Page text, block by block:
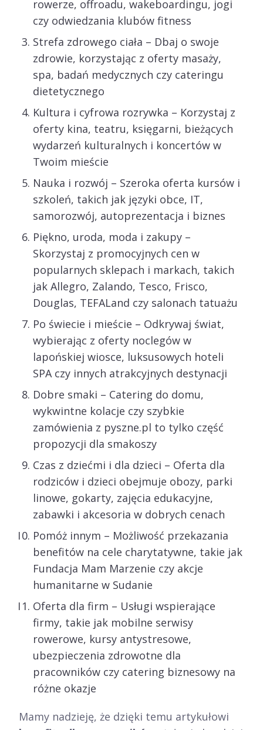
rowerze, offroadu, wakeboardingu, jogi
czy odwiedzania klubów fitness
Strefa zdrowego ciała – Dbaj o swoje
zdrowie, korzystając z oferty masaży,
spa, badań medycznych czy cateringu
dietetycznego
Kultura i cyfrowa rozrywka – Korzystaj z
oferty kina, teatru, księgarni, bieżących
wydarzeń kulturalnych i koncertów w
Twoim mieście
Nauka i rozwój – Szeroka oferta kursów i
szkoleń, takich jak języki obce, IT,
samorozwój, autoprezentacja i biznes
Piękno, uroda, moda i zakupy –
Skorzystaj z promocyjnych cen w
popularnych sklepach i markach, takich
jak Allegro, Zalando, Tesco, Frisco,
Douglas, TEFALand czy salonach tatuażu
Po świecie i mieście – Odkrywaj świat,
wybierając z oferty noclegów w
lapońskiej wiosce, luksusowych hoteli
SPA czy innych atrakcyjnych destynacji
Dobre smaki – Catering do domu,
wykwintne kolacje czy szybkie
zamówienia z pyszne.pl to tylko część
propozycji dla smakoszy
Czas z dziećmi i dla dzieci – Oferta dla
rodziców i dzieci obejmuje obozy, parki
linowe, gokarty, zajęcia edukacyjne,
zabawki i akcesoria w dobrych cenach
Pomóż innym – Możliwość przekazania
benefitów na cele charytatywne, takie jak
Fundacja Mam Marzenie czy akcje
humanitarne w Sudanie
Oferta dla firm – Usługi wspierające
firmy, takie jak mobilne serwisy
rowerowe, kursy antystresowe,
ubezpieczenia zdrowotne dla
pracowników czy catering biznesowy na
różne okazje
Mamy nadzieję, że dzięki temu artykułowi